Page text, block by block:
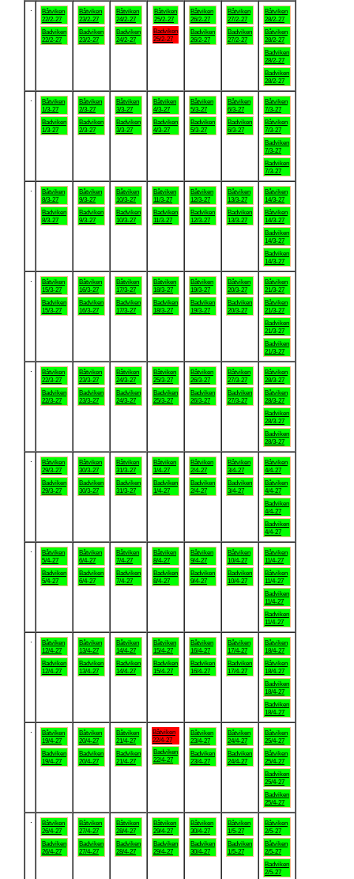
Båtviken
22/2-27
Badviken
22/2-27
Båtviken
23/2-27
Badviken
23/2-27
Båtviken
24/2-27
Badviken
24/2-27
Båtviken
25/2-27
Badviken
25/2-27
Båtviken
26/2-27
Badviken
26/2-27
Båtviken
27/2-27
Badviken
27/2-27
Båtviken
28/2-27
Båtviken
28/2-27
Badviken
28/2-27
Badviken
28/2-27
Båtviken
1/3-27
Badviken
1/3-27
Båtviken
2/3-27
Badviken
2/3-27
Båtviken
3/3-27
Badviken
3/3-27
Båtviken
4/3-27
Badviken
4/3-27
Båtviken
5/3-27
Badviken
5/3-27
Båtviken
6/3-27
Badviken
6/3-27
Båtviken
7/3-27
Båtviken
7/3-27
Badviken
7/3-27
Badviken
7/3-27
Båtviken
8/3-27
Badviken
8/3-27
Båtviken
9/3-27
Badviken
9/3-27
Båtviken
10/3-27
Badviken
10/3-27
Båtviken
11/3-27
Badviken
11/3-27
Båtviken
12/3-27
Badviken
12/3-27
Båtviken
13/3-27
Badviken
13/3-27
Båtviken
14/3-27
Båtviken
14/3-27
Badviken
14/3-27
Badviken
14/3-27
Båtviken
15/3-27
Badviken
15/3-27
Båtviken
16/3-27
Badviken
16/3-27
Båtviken
17/3-27
Badviken
17/3-27
Båtviken
18/3-27
Badviken
18/3-27
Båtviken
19/3-27
Badviken
19/3-27
Båtviken
20/3-27
Badviken
20/3-27
Båtviken
21/3-27
Båtviken
21/3-27
Badviken
21/3-27
Badviken
21/3-27
Båtviken
22/3-27
Badviken
22/3-27
Båtviken
23/3-27
Badviken
23/3-27
Båtviken
24/3-27
Badviken
24/3-27
Båtviken
25/3-27
Badviken
25/3-27
Båtviken
26/3-27
Badviken
26/3-27
Båtviken
27/3-27
Badviken
27/3-27
Båtviken
28/3-27
Båtviken
28/3-27
Badviken
28/3-27
Badviken
28/3-27
Båtviken
29/3-27
Badviken
29/3-27
Båtviken
30/3-27
Badviken
30/3-27
Båtviken
31/3-27
Badviken
31/3-27
Båtviken
1/4-27
Badviken
1/4-27
Båtviken
2/4-27
Badviken
2/4-27
Båtviken
3/4-27
Badviken
3/4-27
Båtviken
4/4-27
Båtviken
4/4-27
Badviken
4/4-27
Badviken
4/4-27
Båtviken
5/4-27
Badviken
5/4-27
Båtviken
6/4-27
Badviken
6/4-27
Båtviken
7/4-27
Badviken
7/4-27
Båtviken
8/4-27
Badviken
8/4-27
Båtviken
9/4-27
Badviken
9/4-27
Båtviken
10/4-27
Badviken
10/4-27
Båtviken
11/4-27
Båtviken
11/4-27
Badviken
11/4-27
Badviken
11/4-27
Båtviken
12/4-27
Badviken
12/4-27
Båtviken
13/4-27
Badviken
13/4-27
Båtviken
14/4-27
Badviken
14/4-27
Båtviken
15/4-27
Badviken
15/4-27
Båtviken
16/4-27
Badviken
16/4-27
Båtviken
17/4-27
Badviken
17/4-27
Båtviken
18/4-27
Båtviken
18/4-27
Badviken
18/4-27
Badviken
18/4-27
Båtviken
19/4-27
Badviken
19/4-27
Båtviken
20/4-27
Badviken
20/4-27
Båtviken
21/4-27
Badviken
21/4-27
Båtviken
22/4-27
Badviken
22/4-27
Båtviken
23/4-27
Badviken
23/4-27
Båtviken
24/4-27
Badviken
24/4-27
Båtviken
25/4-27
Båtviken
25/4-27
Badviken
25/4-27
Badviken
25/4-27
Båtviken
26/4-27
Badviken
26/4-27
Båtviken
27/4-27
Badviken
27/4-27
Båtviken
28/4-27
Badviken
28/4-27
Båtviken
29/4-27
Badviken
29/4-27
Båtviken
30/4-27
Badviken
30/4-27
Båtviken
1/5-27
Badviken
1/5-27
Båtviken
2/5-27
Båtviken
2/5-27
Badviken
2/5-27